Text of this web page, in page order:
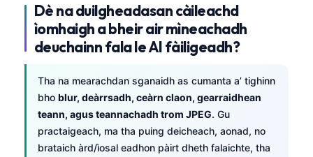
Dè na duilgheadasan càileachd
ìomhaigh a bheir air mìneachadh
deuchainn fala le AI fàiligeadh?
Tha na mearachdan sganaidh as cumanta a’ tighinn
bho blur, deàrrsadh, ceàrn claon, gearraidhean
teann, agus teannachadh trom JPEG. Gu
practaigeach, ma tha puing deicheach, aonad, no
brataich àrd/ìosal eadhon pàirt dheth falaichte, tha